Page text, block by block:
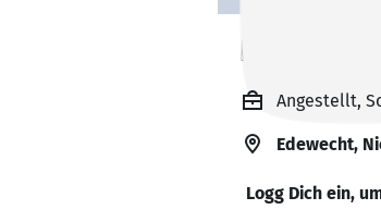
Lilian
Angestellt,
Edewecht,
Logg Dich ein,